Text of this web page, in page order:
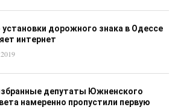
установки дорожного знака в Одессе
интернет
депутаты Южненского
намеренно пропустили первую